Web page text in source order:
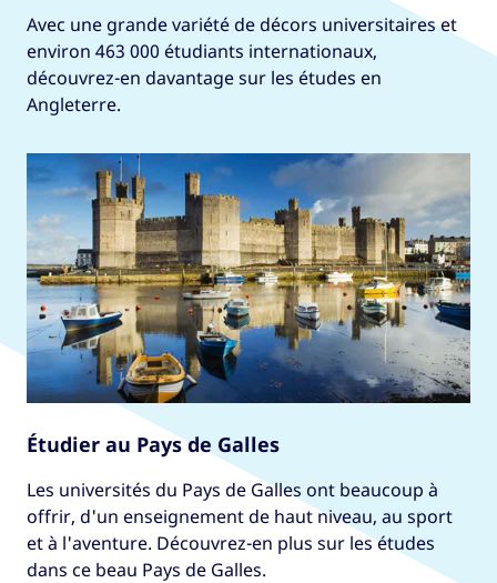
Avec une grande variété de décors universitaires et
environ 463 000 étudiants internationaux,
découvrez-en davantage sur les études en
Angleterre.
Étudier au Pays de Galles
Les universités du Pays de Galles ont beaucoup à
offrir, d'un enseignement de haut niveau, au sport
et à l'aventure. Découvrez-en plus sur les études
dans ce beau Pays de Galles.